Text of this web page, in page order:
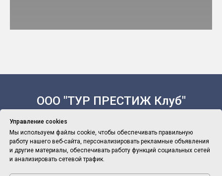
ООО "ТУР ПРЕСТИЖ Клуб"
Политика Конфиденциальности
Управление cookies
Мы используем файлы cookie, чтобы обеспечивать правильную
работу нашего веб-сайта, персонализировать рекламные объявления
и другие материалы, обеспечивать работу функций социальных сетей
и анализировать сетевой трафик.